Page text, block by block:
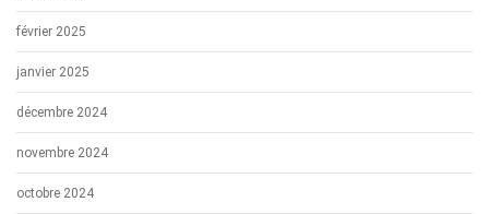
février 2025
janvier 2025
décembre 2024
novembre 2024
octobre 2024